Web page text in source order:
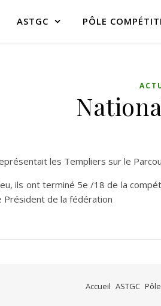
ASTGC PÔLE
les Templiers sur le
ils ont terminé 5e /18 de la
de la fédération
Accueil ASTGC